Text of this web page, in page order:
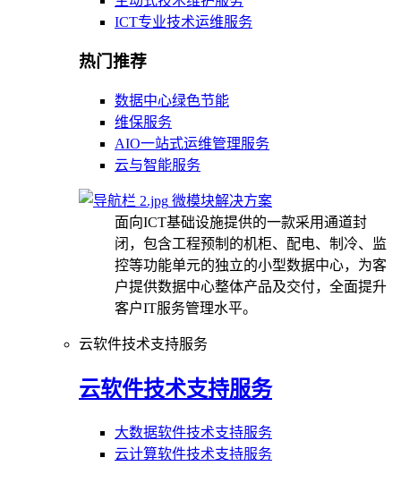
ICT专业技术运维服务
热门推荐
数据中心绿色节能
维保服务
AIO一站式运维管理服务
云与智能服务
微模块解决方案
面向ICT基础设施提供的一款采用通道封
闭，包含工程预制的机柜、配电、制冷、监
控等功能单元的独立的小型数据中心，为客
户提供数据中心整体产品及交付，全面提升
客户IT服务管理水平。
云软件技术支持服务
云软件技术支持服务
大数据软件技术支持服务
云计算软件技术支持服务